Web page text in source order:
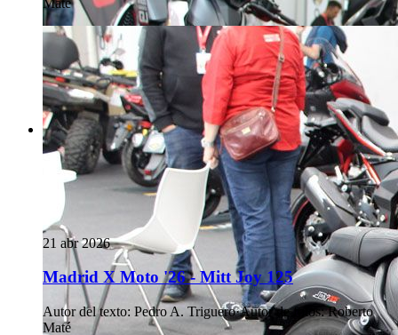
21 abr 2026
Madrid X Moto '26 - Mitt Joy 125
Autor del texto: Pedro A. Triguero·Autor de fotos: Roberto
Maté